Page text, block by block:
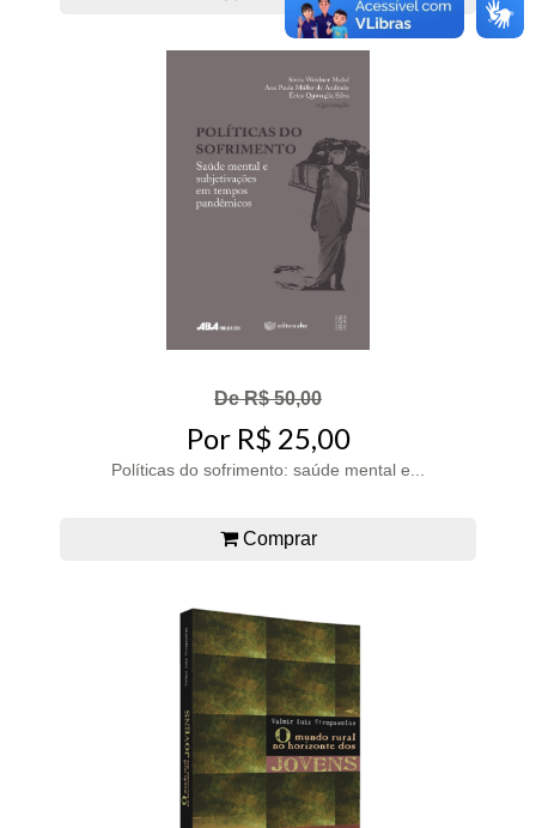
De R$ 50,00
Por R$ 25,00
Políticas do sofrimento: saúde mental e...
Comprar